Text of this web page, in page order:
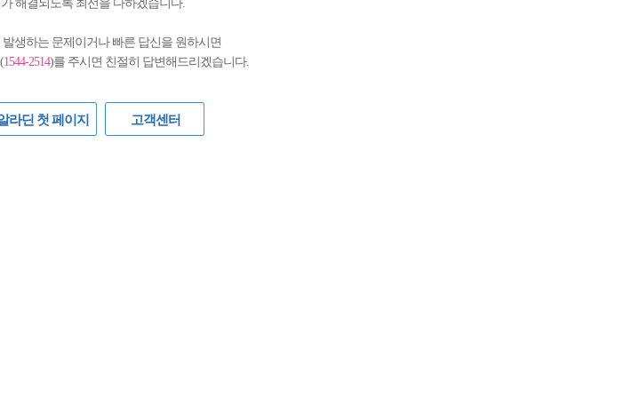
해결되도록 최선을 다하겠습니다.
생하는 문제이거나 빠른 답신을 원하시면
1544-2514)를 주시면 친절히 답변해드리겠습니다.
라딘 첫 페이지 고객센터